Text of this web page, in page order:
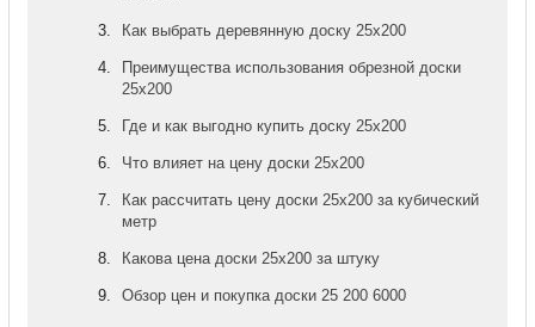
Как выбрать деревянную доску 25x200
Преимущества использования обрезной доски
25x200
Где и как выгодно купить доску 25x200
Что влияет на цену доски 25x200
Как рассчитать цену доски 25x200 за кубический
метр
Какова цена доски 25x200 за штуку
Обзор цен и покупка доски 25 200 6000